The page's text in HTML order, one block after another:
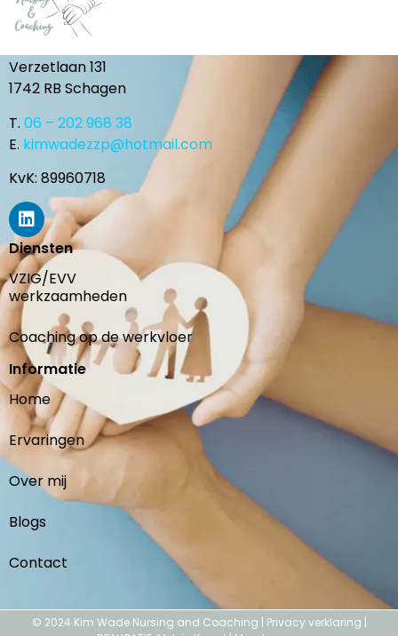
Verzetlaan 131
1742 RB Schagen
T. 06 – 202 968 38
E. kimwadezzp@hotmail.com
KvK: 89960718
Diensten
VZIG/EVV
werkzaamheden
Coaching op de werkvloer
Informatie
Home
Ervaringen
Over mij
Blogs
Contact
© 2024 Kim Wade Nursing and Coaching | Privacy verklaring